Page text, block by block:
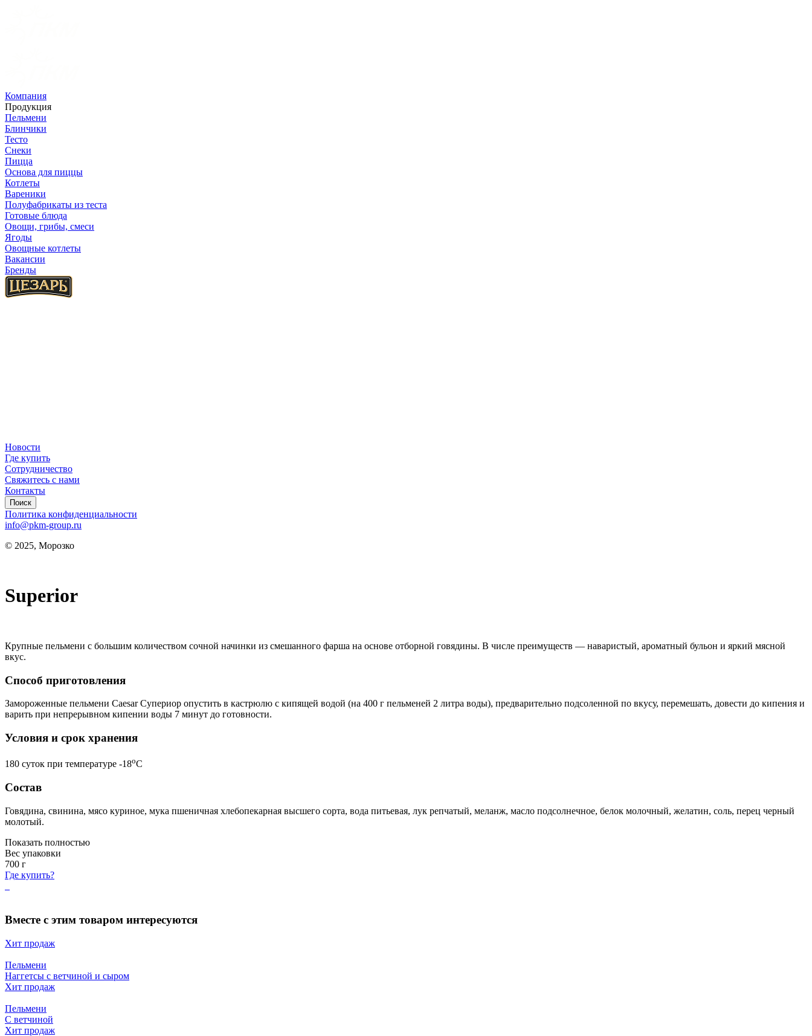
Компания
Продукция
Пельмени
Блинчики
Тесто
Снеки
Пицца
Основа для пиццы
Котлеты
Вареники
Полуфабрикаты из теста
Готовые блюда
Овощи, грибы, смеси
Ягоды
Овощные котлеты
Вакансии
Бренды
Новости
Где купить
Сотрудничество
Свяжитесь с нами
Контакты
Поиск
Политика конфиденциальности
info@pkm-group.ru
© 2025, Морозко
Superior
Крупные пельмени с большим количеством сочной начинки из смешанного фарша на основе отборной говядины. В числе преимуществ — наваристый, ароматный бульон и яркий мясной
вкус.
Способ приготовления
Замороженные пельмени Caesar Супериор опустить в кастрюлю с кипящей водой (на 400 г пельменей 2 литра воды), предварительно подсоленной по вкусу, перемешать, довести до кипения и
варить при непрерывном кипении воды 7 минут до готовности.
Условия и срок хранения
180 суток при температуре -18oС
Состав
Говядина, свинина, мясо куриное, мука пшеничная хлебопекарная высшего сорта, вода питьевая, лук репчатый, меланж, масло подсолнечное, белок молочный, желатин, соль, перец черный
молотый.
Показать полностью
Вес упаковки
700 г
Где купить?
Вместе с этим товаром интересуются
Хит продаж
Пельмени
Наггетсы с ветчиной и сыром
Хит продаж
Пельмени
С ветчиной
Хит продаж